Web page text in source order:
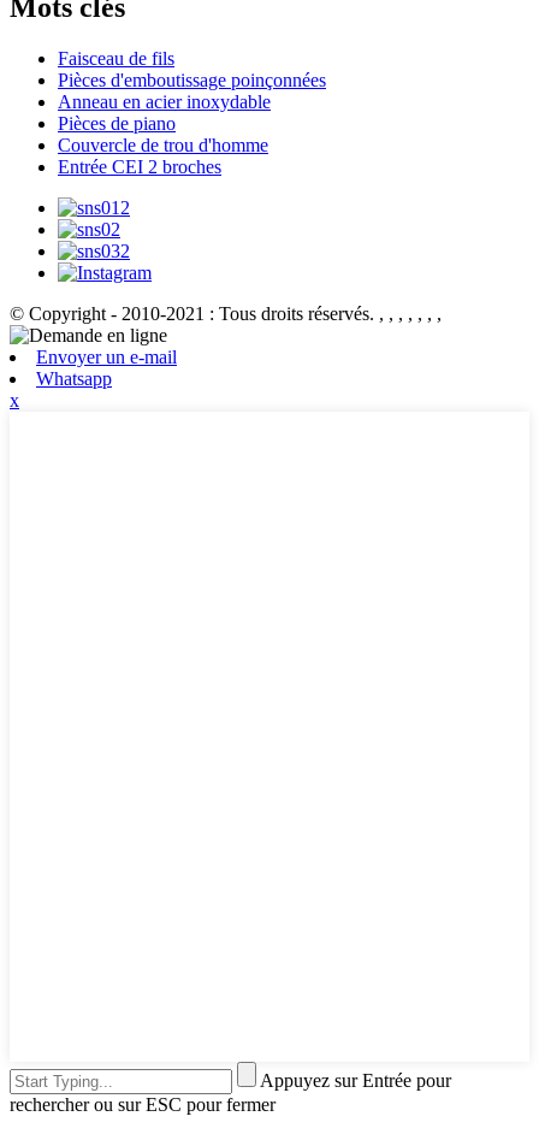
Mots clés
Faisceau de fils
Pièces d'emboutissage poinçonnées
Anneau en acier inoxydable
Pièces de piano
Couvercle de trou d'homme
Entrée CEI 2 broches
© Copyright - 2010-2021 : Tous droits réservés. , , , , , , ,
Envoyer un e-mail
Whatsapp
x
Appuyez sur Entrée pour
rechercher ou sur ESC pour fermer